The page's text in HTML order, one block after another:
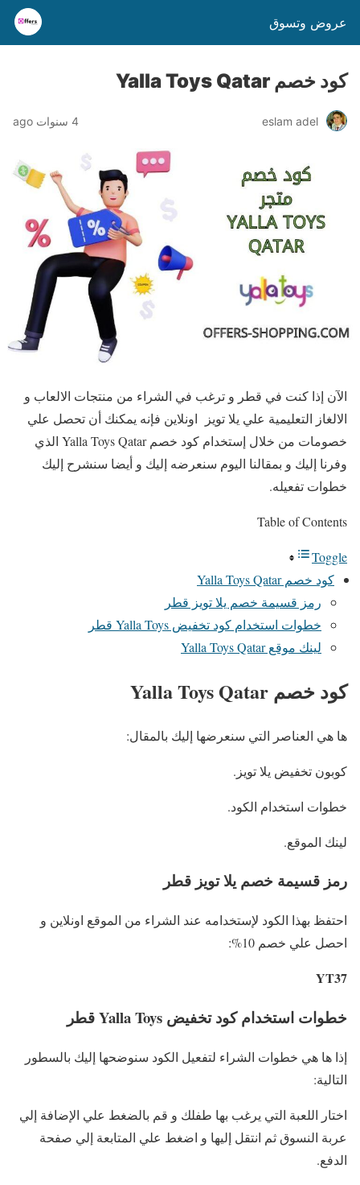
عروض وتسوق
كود خصم Yalla Toys Qatar
eslam adel 4 سنوات ago
الآن إذا كنت في قطر و ترغب في الشراء من منتجات الالعاب و
الالغاز التعليمية علي يلا تويز اونلاين فإنه يمكنك أن تحصل علي
خصومات من خلال إستخدام كود خصم Yalla Toys Qatar الذي
وفرنا إليك و بمقالنا اليوم سنعرضه إليك و أيضا سنشرح إليك
خطوات تفعيله.
Table of Contents
Toggle
كود خصم Yalla Toys Qatar
رمز قسيمة خصم يلا تويز قطر
خطوات استخدام كود تخفيض Yalla Toys قطر
لينك موقع Yalla Toys Qatar
كود خصم Yalla Toys Qatar
ها هي العناصر التي سنعرضها إليك بالمقال:
كوبون تخفيض يلا تويز.
خطوات استخدام الكود.
لينك الموقع.
رمز قسيمة خصم يلا تويز قطر
احتفظ بهذا الكود لإستخدامه عند الشراء من الموقع اونلاين و
احصل علي خصم 10%:
YT37
خطوات استخدام كود تخفيض Yalla Toys قطر
إذا ها هي خطوات الشراء لتفعيل الكود سنوضحها إليك بالسطور
التالية:
اختار اللعبة التي يرغب بها طفلك و قم بالضغط علي الإضافة إلي
عربة النسوق ثم انتقل إليها و اضغط علي المتابعة إلي صفحة
الدفع.